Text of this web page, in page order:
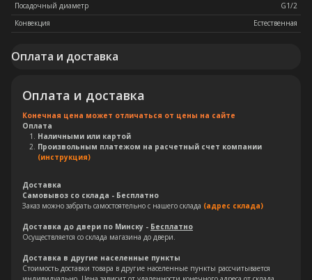
Посадочный диаметр
G1/2
Конвекция
Естественная
Оплата и доставка
Оплата и доставка
Конечная цена может отличаться от цены на сайте
Оплата
Наличными или картой
Произвольным платежом на расчетный счет компании
(инструкция)
Доставка
Самовывоз со склада - Бесплатно
Заказ можно забрать самостоятельно с нашего склада (адрес склада)
Доставка до двери по Минску - Бесплатно
Осуществляется со склада магазина до двери.
Доставка в другие населенные пункты
Стоимость доставки товара в другие населенные пункты рассчитывается